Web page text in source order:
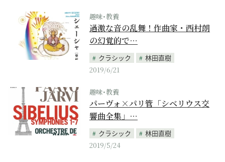
趣味･教養
過激な音の乱舞！作曲家・西村朗
の幻覚的で…
クラシック
林田直樹
2019/6/21
趣味･教養
パーヴォ×パリ管「シベリウス交
響曲全集」…
クラシック
林田直樹
2019/5/24